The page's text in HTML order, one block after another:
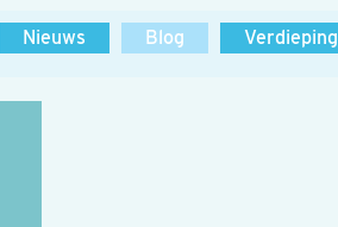
Nieuws Blog Verdieping